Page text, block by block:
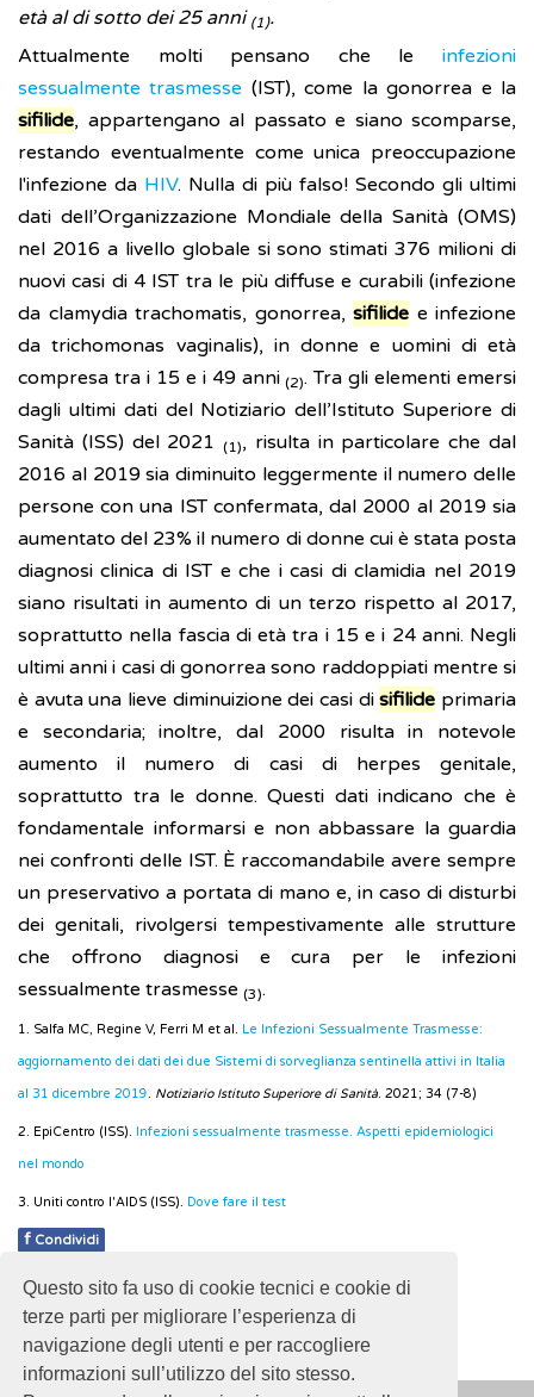
Questo sito fa uso di cookie tecnici e cookie di
terze parti per migliorare l’esperienza di
navigazione degli utenti e per raccogliere
informazioni sull’utilizzo del sito stesso.
età al di sotto dei 25 anni (1).
Attualmente molti pensano che le infezioni
sessualmente trasmesse (IST), come la gonorrea e la
sifilide, appartengano al passato e siano scomparse,
restando eventualmente come unica preoccupazione
l'infezione da HIV. Nulla di più falso! Secondo gli ultimi
dati dell’Organizzazione Mondiale della Sanità (OMS)
nel 2016 a livello globale si sono stimati 376 milioni di
nuovi casi di 4 IST tra le più diffuse e curabili (infezione
da clamydia trachomatis, gonorrea, sifilide e infezione
da trichomonas vaginalis), in donne e uomini di età
compresa tra i 15 e i 49 anni (2). Tra gli elementi emersi
dagli ultimi dati del Notiziario dell’Istituto Superiore di
Sanità (ISS) del 2021(1), risulta in particolare che dal
2016 al 2019 sia diminuito leggermente il numero delle
persone con una IST confermata, dal 2000 al 2019 sia
aumentato del 23% il numero di donne cui è stata posta
diagnosi clinica di IST e che i casi di clamidia nel 2019
siano risultati in aumento di un terzo rispetto al 2017,
soprattutto nella fascia di età tra i 15 e i 24 anni. Negli
ultimi anni i casi di gonorrea sono raddoppiati mentre si
è avuta una lieve diminuizione dei casi disifilide primaria
e secondaria; inoltre, dal 2000 risulta in notevole
aumento il numero di casi di herpes genitale,
soprattutto tra le donne. Questi dati indicano che è
fondamentale informarsi e non abbassare la guardia
nei confronti delle IST. È raccomandabile avere sempre
un preservativo a portata di mano e, in caso di disturbi
dei genitali, rivolgersi tempestivamente alle strutture
che offrono diagnosi e cura per le infezioni
sessualmente trasmesse (3).
1. Salfa MC, Regine V, Ferri M et al. Le Infezioni Sessualmente Trasmesse:
aggiornamento dei dati dei due Sistemi di sorveglianza sentinella attivi in Italia
al 31 dicembre 2019. Notiziario Istituto Superiore di Sanità. 2021; 34 (7-8)
2. EpiCentro (ISS). Infezioni sessualmente trasmesse. Aspetti epidemiologici
nel mondo
3. Uniti contro l'AIDS (ISS). Dove fare il test
f Condividi
Pubblicato: 28 Febbraio 2018